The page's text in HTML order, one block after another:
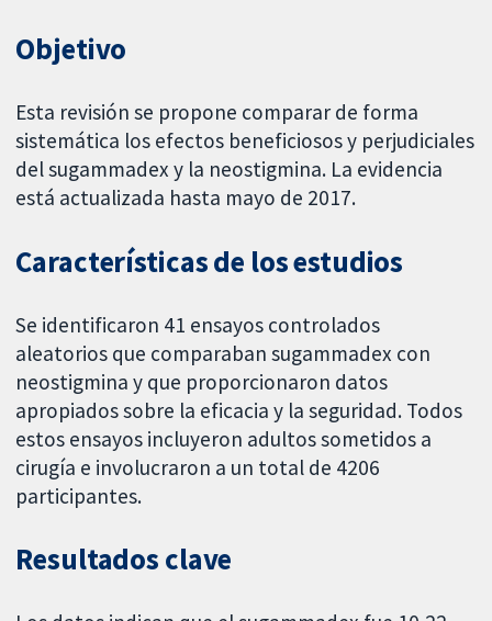
Objetivo
Esta revisión se propone comparar de forma
sistemática los efectos beneficiosos y perjudiciales
del sugammadex y la neostigmina. La evidencia
está actualizada hasta mayo de 2017.
Características de los estudios
Se identificaron 41 ensayos controlados
aleatorios que comparaban sugammadex con
neostigmina y que proporcionaron datos
apropiados sobre la eficacia y la seguridad. Todos
estos ensayos incluyeron adultos sometidos a
cirugía e involucraron a un total de 4206
participantes.
Resultados clave